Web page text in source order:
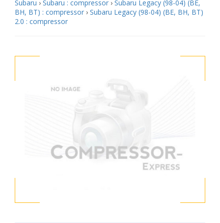
Subaru › Subaru : compressor › Subaru Legacy (98-04) (BE,
BH, BT) : compressor › Subaru Legacy (98-04) (BE, BH, BT)
2.0 : compressor